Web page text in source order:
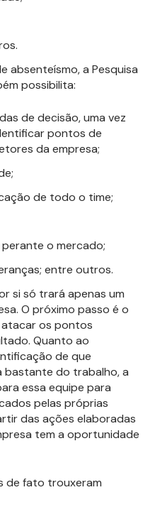
absenteísmo, a Pesquisa
possibilita:
de decisão, uma vez
pontos de
da empresa;
de todo o time;
o mercado;
entre outros.
si só trará apenas um
O próximo passo é o
os pontos
Quanto ao
de que
bastante do trabalho, a
essa equipe para
pelas próprias
das ações elaboradas
tem a oportunidade
de fato trouxeram